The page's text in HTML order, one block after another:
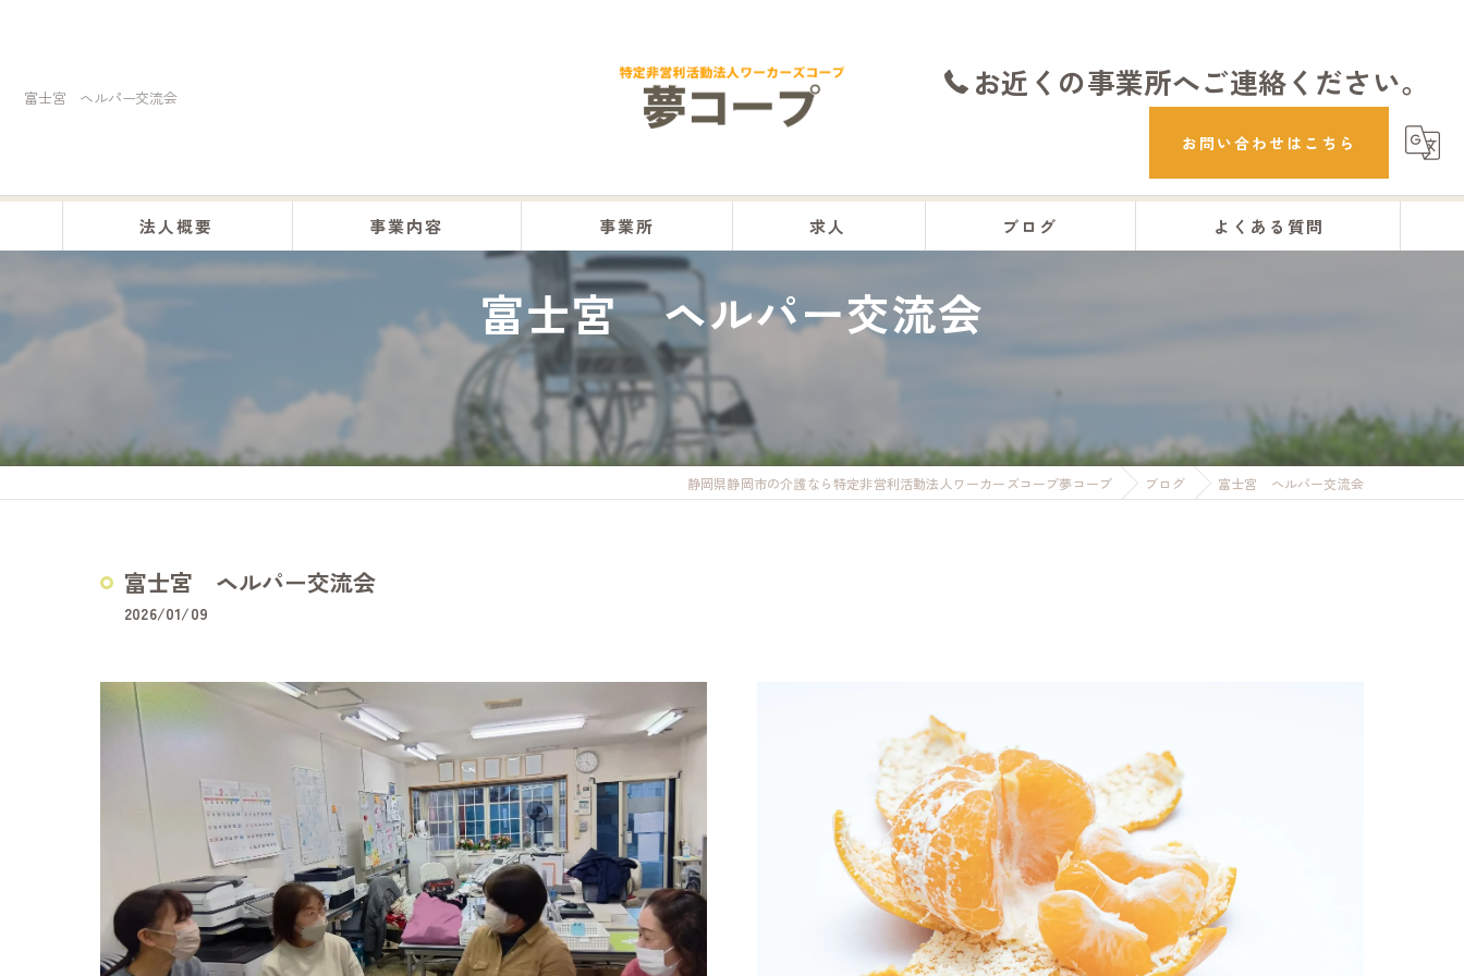
富士宮 ヘルパー交流会 お近くの事業所へご連絡ください。
お問い合わせはこちら
法人概要 事業内容
訪問介護事業
居宅介護事業
デイサービス
どうぞの家
事業所
本部
沼津事業所
富士事業所
富士宮事業所
清水事業所
求人 ブログ よくある質問
富士宮 ヘルパー交流会
静岡県静岡市の介護なら特定非営利活動法人ワーカーズコープ夢コープ ブログ 富士宮 ヘルパー交流会
富士宮 ヘルパー交流会
2026/01/09